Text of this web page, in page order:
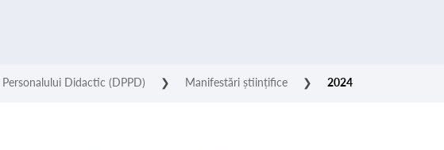
Didactic (DPPD) ❯ Manifestări științifice ❯ 2024